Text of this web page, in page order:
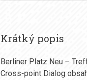
Krátký popis
Berliner Platz Neu –
Cross-point Dialog